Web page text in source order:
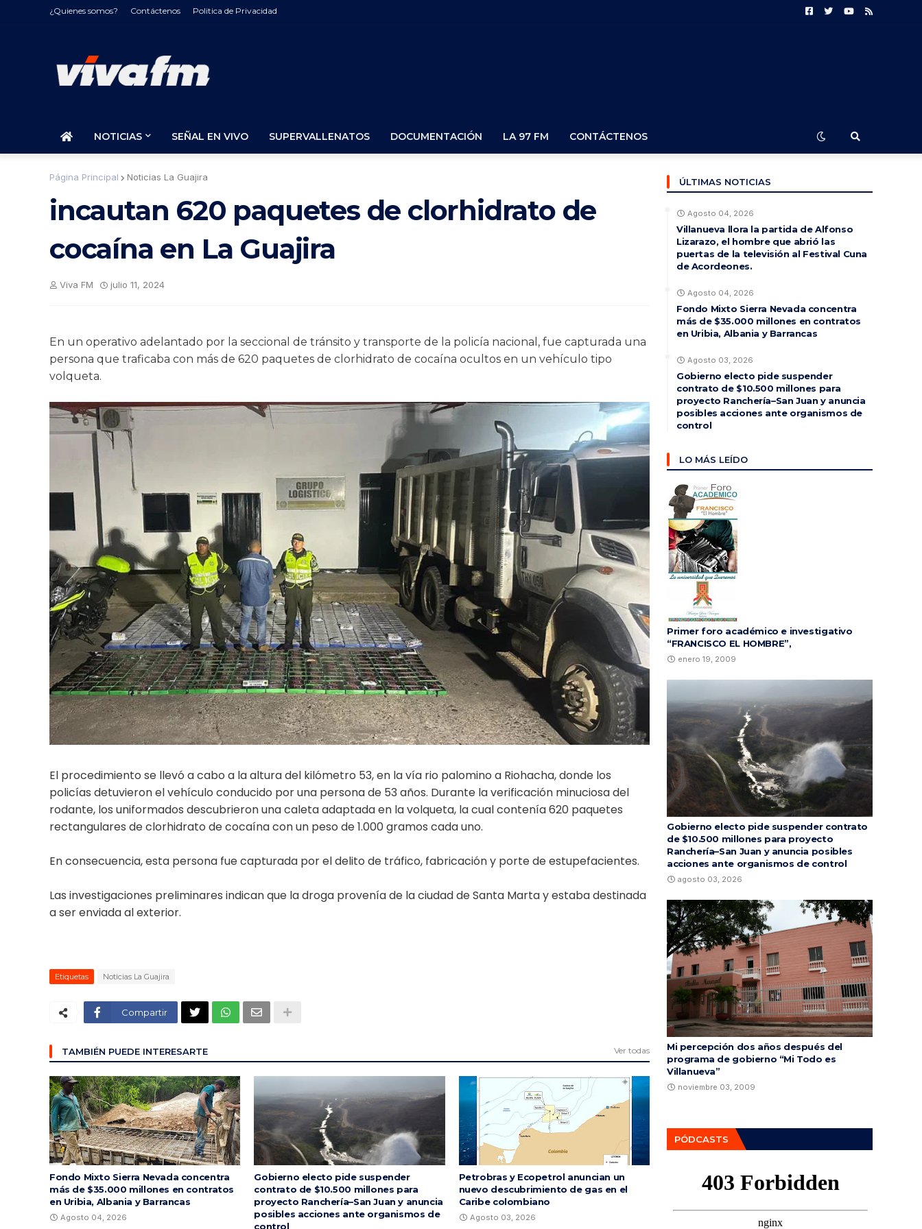
¿Quienes somos? Contáctenos Politica de Privacidad
NOTICIAS SEÑAL EN VIVO SUPERVALLENATOS DOCUMENTACIÓN LA 97 FM CONTÁCTENOS
Página Principal Noticias La Guajira
incautan 620 paquetes de clorhidrato de
cocaína en La Guajira
Viva FM julio 11, 2024
En un operativo adelantado por la seccional de tránsito y transporte de la policía nacional, fue capturada una
persona que traficaba con más de 620 paquetes de clorhidrato de cocaína ocultos en un vehículo tipo
volqueta.
El procedimiento se llevó a cabo a la altura del kilómetro 53, en la vía rio palomino a Riohacha, donde los
policías detuvieron el vehículo conducido por una persona de 53 años. Durante la verificación minuciosa del
rodante, los uniformados descubrieron una caleta adaptada en la volqueta, la cual contenía 620 paquetes
rectangulares de clorhidrato de cocaína con un peso de 1.000 gramos cada uno.
En consecuencia, esta persona fue capturada por el delito de tráfico, fabricación y porte de estupefacientes.
Las investigaciones preliminares indican que la droga provenía de la ciudad de Santa Marta y estaba destinada
a ser enviada al exterior.
Etiquetas Noticias La Guajira
Compartir
TAMBIÉN PUEDE INTERESARTE Ver todas
Fondo Mixto Sierra Nevada concentra
más de $35.000 millones en contratos
en Uribia, Albania y Barrancas
Agosto 04, 2026
Gobierno electo pide suspender
contrato de $10.500 millones para
proyecto Ranchería–San Juan y anuncia
posibles acciones ante organismos de
control
Petrobras y Ecopetrol anuncian un
nuevo descubrimiento de gas en el
Caribe colombiano
Agosto 03, 2026
ÚLTIMAS NOTICIAS
Agosto 04, 2026
Villanueva llora la partida de Alfonso
Lizarazo, el hombre que abrió las
puertas de la televisión al Festival Cuna
de Acordeones.
Agosto 04, 2026
Fondo Mixto Sierra Nevada concentra
más de $35.000 millones en contratos
en Uribia, Albania y Barrancas
Agosto 03, 2026
Gobierno electo pide suspender
contrato de $10.500 millones para
proyecto Ranchería–San Juan y anuncia
posibles acciones ante organismos de
control
LO MÁS LEÍDO
Primer foro académico e investigativo
“FRANCISCO EL HOMBRE”,
enero 19, 2009
Gobierno electo pide suspender contrato
de $10.500 millones para proyecto
Ranchería–San Juan y anuncia posibles
acciones ante organismos de control
agosto 03, 2026
Mi percepción dos años después del
programa de gobierno “Mi Todo es
Villanueva”
noviembre 03, 2009
PÓDCASTS